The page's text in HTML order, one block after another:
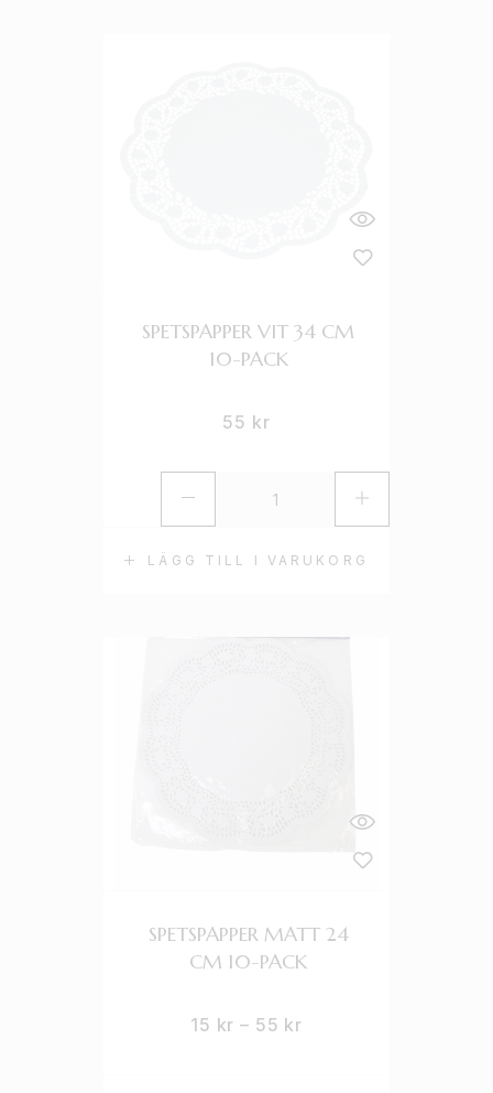
LÄGG TILL I VARUKORG
SPETSPAPPER VIT 34 CM
10-PACK
55 kr
SPETSPAPPER MATT 24
CM 10-PACK
15 kr – 55 kr